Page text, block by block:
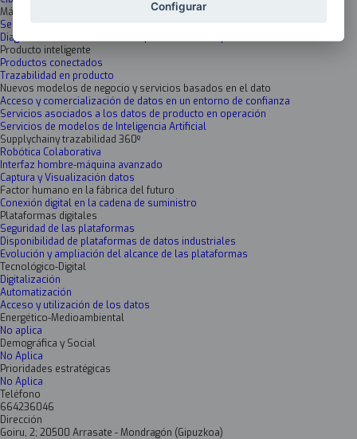
Máquinas inteligentes y conectadas
Sensorización y monitorización remota
Diagnóstico, control de calidad y mantenimiento predictivo
Producto inteligente
Productos conectados
Trazabilidad en producto
Nuevos modelos de negocio y servicios basados en el dato
Acceso y comercialización de datos en un entorno de confianza
Servicios asociados a los datos de producto en operación
Servicios de modelos de Inteligencia Artificial
Supplychainy trazabilidad 360º
Robótica Colaborativa
Interfaz hombre-máquina avanzado
Captura y Visualización datos
Factor humano en la fábrica del futuro
Conexión digital en la cadena de suministro
Plataformas digitales
Seguridad de las plataformas
Disponibilidad de plataformas de datos industriales
Evolución y ampliación del alcance de las plataformas
Tecnológico-Digital
Digitalización
Automatización
Acceso y utilización de los datos
Energético-Medioambiental
No aplica
Demográfica y Social
No Aplica
Prioridades estratégicas
No Aplica
Teléfono
664236046
Dirección
Goiru, 2; 20500 Arrasate - Mondragón (Gipuzkoa)
Configurar